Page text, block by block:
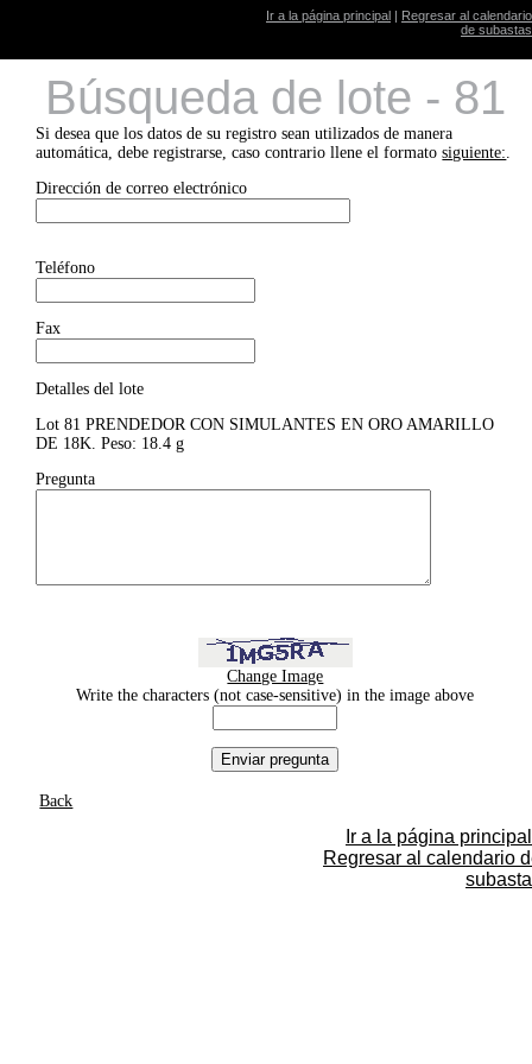
Ir a la página principal | Regresar al calendario
de subastas
Búsqueda de lote - 81
Si desea que los datos de su registro sean utilizados de manera
automática, debe registrarse, caso contrario llene el formatosiguiente:.
Dirección de correo electrónico
Teléfono
Fax
Detalles del lote
Lot 81 PRENDEDOR CON SIMULANTES EN ORO AMARILLO
DE 18K. Peso: 18.4 g
Pregunta
Change Image
Write the characters (not case-sensitive) in the image above
Back
Ir a la página principal
Regresar al calendario